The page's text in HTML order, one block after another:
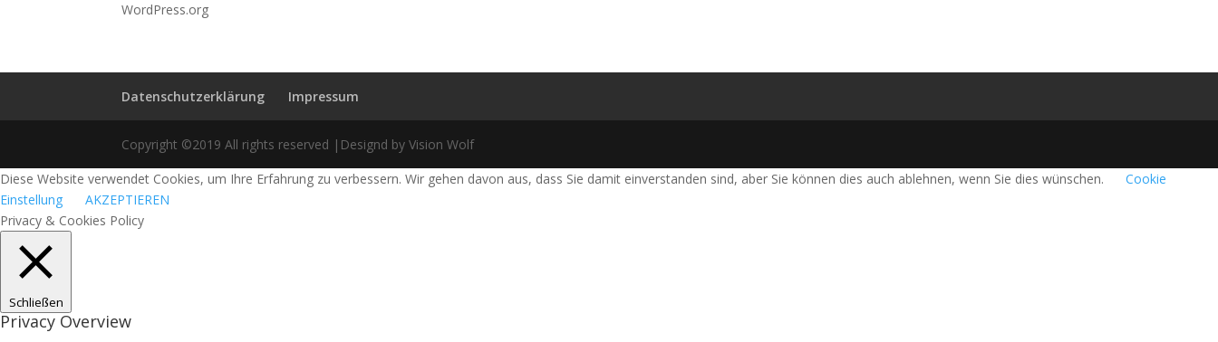
WordPress.org
Datenschutzerklärung Impressum
Copyright ©2019 All rights reserved |Designd by Vision Wolf
Diese Website verwendet Cookies, um Ihre Erfahrung zu verbessern. Wir gehen davon aus, dass Sie damit einverstanden sind, aber Sie können dies auch ablehnen, wenn Sie dies wünschen.
Cookie
Einstellung
AKZEPTIEREN
Privacy & Cookies Policy
Schließen
Privacy Overview